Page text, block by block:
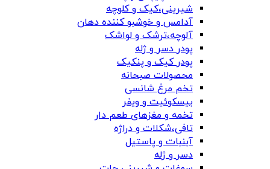
شیرینی،کیک و کلوچه
آدامس و خوشبو کننده دهان
آلوچه،ترشک و لواشک
پودر دسر و ژله
پودر کیک و پنکیک
محصولات صبحانه
تخم مرغ شانسی
بیسکوئیت و ویفر
تخمه و مغزهای طعم دار
تافی،شکلات و دراژه
آبنبات و پاستیل
دسر و ژله